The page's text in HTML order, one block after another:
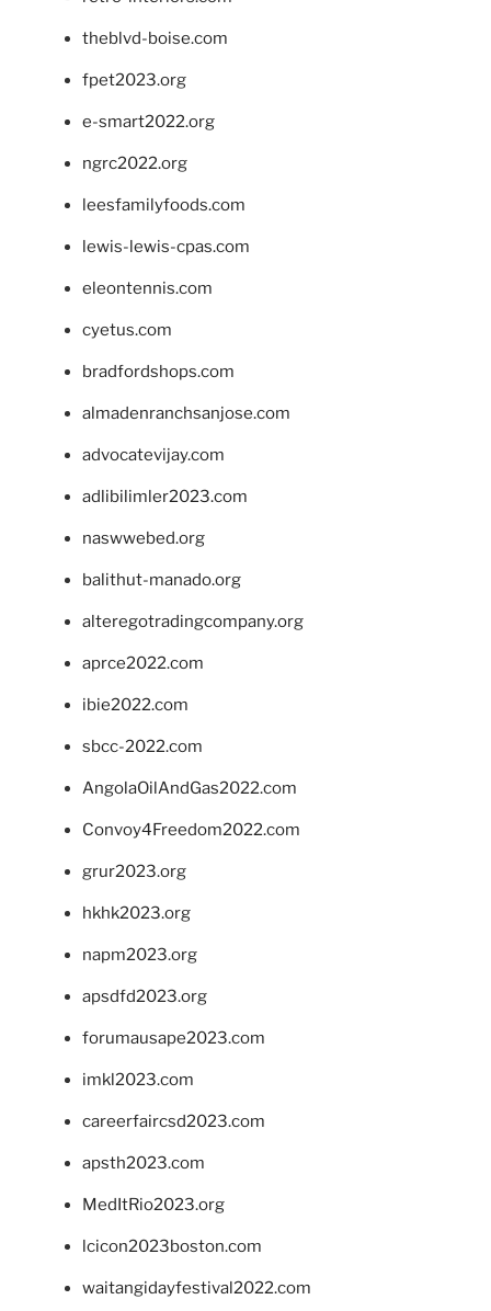
theblvd-boise.com
fpet2023.org
e-smart2022.org
ngrc2022.org
leesfamilyfoods.com
lewis-lewis-cpas.com
eleontennis.com
cyetus.com
bradfordshops.com
almadenranchsanjose.com
advocatevijay.com
adlibilimler2023.com
naswwebed.org
balithut-manado.org
alteregotradingcompany.org
aprce2022.com
ibie2022.com
sbcc-2022.com
AngolaOilAndGas2022.com
Convoy4Freedom2022.com
grur2023.org
hkhk2023.org
napm2023.org
apsdfd2023.org
forumausape2023.com
imkl2023.com
careerfaircsd2023.com
apsth2023.com
MedItRio2023.org
lcicon2023boston.com
waitangidayfestival2022.com